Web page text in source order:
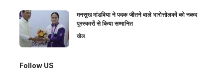
मनसुख मांडविया ने पदक जीतने वाले भारोत्तोलकों को नकद
पुरस्कारों से किया सम्मानित
खेल
Follow US